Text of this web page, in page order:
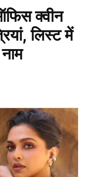
क्वीन
लिस्ट में